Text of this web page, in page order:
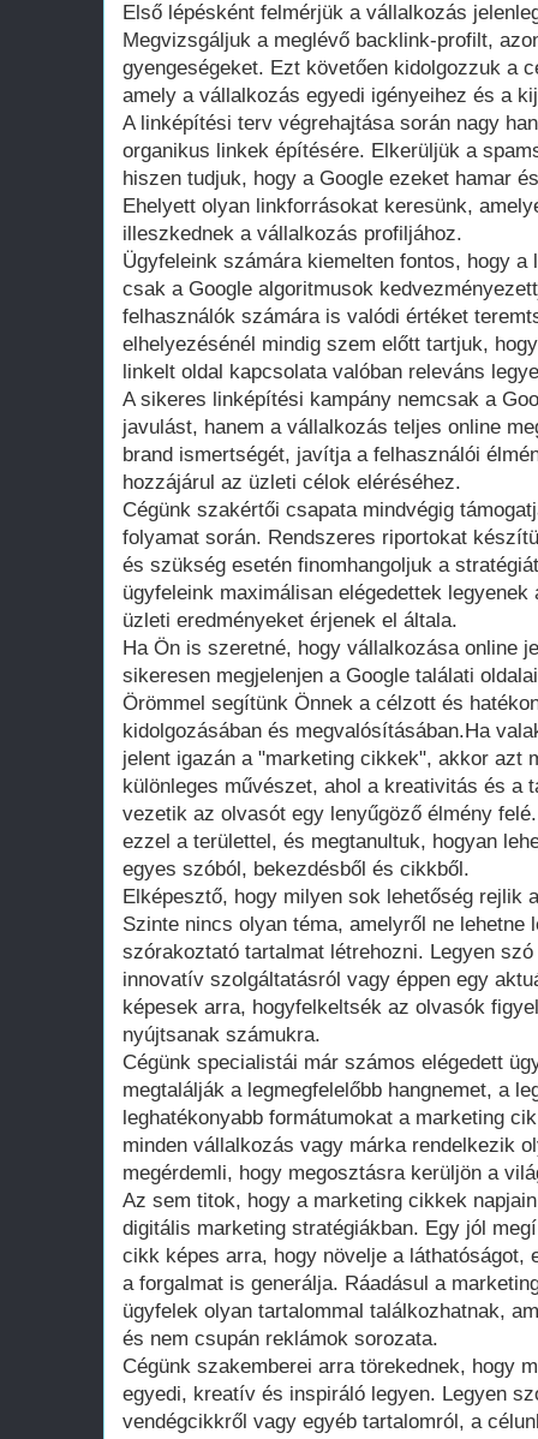
Első lépésként felmérjük a vállalkozás
Megvizsgáljuk a meglévő backlink-profilt,
gyengeségeket. Ezt követően kidolgozzuk a
amely a vállalkozás egyedi igényeihez és a
A linképítési terv végrehajtása során nagy
organikus linkek építésére. Elkerüljük a
hiszen tudjuk, hogy a Google ezeket hamar
Ehelyett olyan linkforrásokat keresünk,
illeszkednek a vállalkozás profiljához.
Ügyfeleink számára kiemelten fontos, hogy
csak a Google algoritmusok
felhasználók számára is valódi értéket
elhelyezésénél mindig szem előtt tartjuk,
linkelt oldal kapcsolata valóban releváns
A sikeres linképítési kampány nemcsak a
javulást, hanem a vállalkozás teljes online
brand ismertségét, javítja a felhasználói
hozzájárul az üzleti célok eléréséhez.
Cégünk szakértői csapata mindvégig
folyamat során. Rendszeres riportokat
és szükség esetén finomhangoljuk a
ügyfeleink maximálisan elégedettek
üzleti eredményeket érjenek el általa.
Ha Ön is szeretné, hogy vállalkozása online
sikeresen megjelenjen a Google találati
Örömmel segítünk Önnek a célzott és
kidolgozásában és megvalósításában.Ha
jelent igazán a "marketing cikkek", akkor azt
különleges művészet, ahol a kreativitás és a
vezetik az olvasót egy lenyűgöző élmény
ezzel a területtel, és megtanultuk, hogyan
egyes szóból, bekezdésből és cikkből.
Elképesztő, hogy milyen sok lehetőség rejlik
Szinte nincs olyan téma, amelyről ne lehetne
szórakoztató tartalmat létrehozni. Legyen
innovatív szolgáltatásról vagy éppen egy
képesek arra, hogyfelkeltsék az olvasók
nyújtsanak számukra.
Cégünk specialistái már számos elégedett
megtalálják a legmegfelelőbb hangnemet, a
leghatékonyabb formátumokat a marketing
minden vállalkozás vagy márka rendelkezik
megérdemli, hogy megosztásra kerüljön a
Az sem titok, hogy a marketing cikkek
digitális marketing stratégiákban. Egy jól
cikk képes arra, hogy növelje a láthatóságot,
a forgalmat is generálja. Ráadásul a
ügyfelek olyan tartalommal találkozhatnak,
és nem csupán reklámok sorozata.
Cégünk szakemberei arra törekednek, hogy
egyedi, kreatív és inspiráló legyen. Legyen
vendégcikkről vagy egyéb tartalomról, a